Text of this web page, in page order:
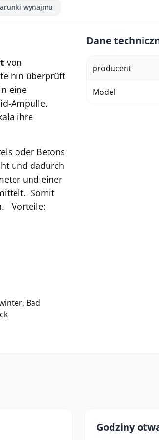
wynajmu
von
hin überprüft
eine
Ampulle.
ihre
oder Betons
und dadurch
und einer
Somit
Vorteile:
Bad
Dane
producent
Model
Godziny